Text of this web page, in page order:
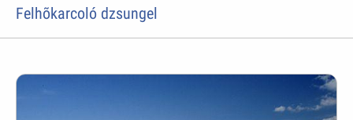
Felhõkarcoló dzsungel